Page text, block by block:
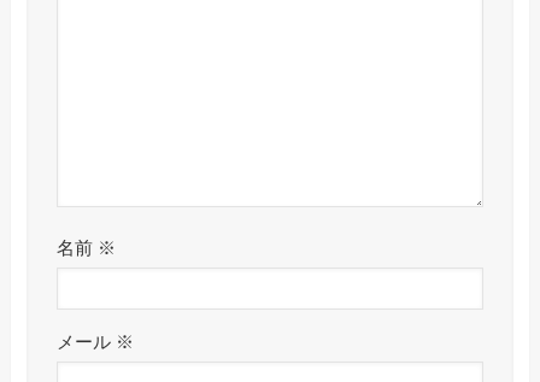
名前 ※
メール ※